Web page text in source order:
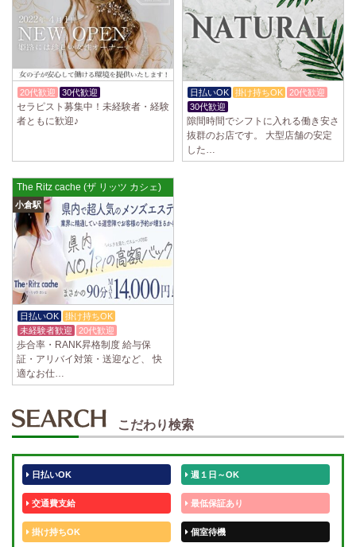
20代歓迎 30代歓迎
セラピスト募集中！未経験者・経験
者ともに歓迎♪
日払いOK 掛け持ちOK
20代歓迎
30代歓迎
隙間時間でシフトに入れる働き安さ
抜群のお店です。 大型店舗の安定
した…
The Ritz cache (ザ リッツ カシェ)
小倉駅
日払いOK
掛け持ちOK
未経験者歓迎
20代歓迎
歩合率・RANK昇格制度 給与保
証・アリバイ対策・送迎など、 快
適なお仕…
こだわり検索
日払いOK 週１日～OK
交通費支給 最低保証あり
掛け持ちOK 個室待機